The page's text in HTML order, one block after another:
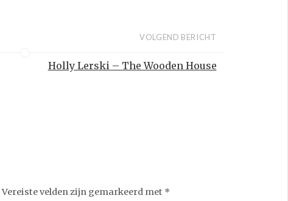
VOLGEND BERICHT
Holly Lerski – The Wooden House
Vereiste velden zijn gemarkeerd met *